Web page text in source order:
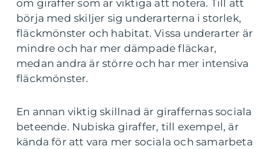
om giraffer som är viktiga att notera. Till att
börja med skiljer sig underarterna i storlek,
fläckmönster och habitat. Vissa underarter är
mindre och har mer dämpade fläckar,
medan andra är större och har mer intensiva
fläckmönster.
En annan viktig skillnad är giraffernas sociala
beteende. Nubiska giraffer, till exempel, är
kända för att vara mer sociala och samarbeta